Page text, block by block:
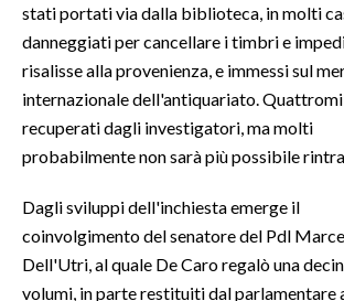
INFO AZIENDE
ABBONATI
ANNUNCI
NECROLOGI
PUBBLICITÀ
STORE
stati portati via dalla biblioteca, in molti
danneggiati per cancellare i timbri e
risalisse alla provenienza, e immessi sul
internazionale dell'antiquariato.
recuperati dagli investigatori, ma molti
probabilmente non sarà più possibile
Dagli sviluppi dell'inchiesta emerge il
coinvolgimento del senatore del Pdl
Dell'Utri, al quale De Caro regalò una
volumi, in parte restituiti dal parlamentare